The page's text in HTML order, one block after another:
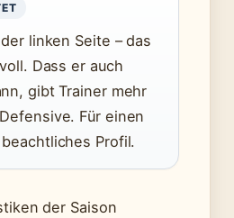
linken Seite – das
Dass er auch
gibt Trainer mehr
Für einen
Profil.
der Saison